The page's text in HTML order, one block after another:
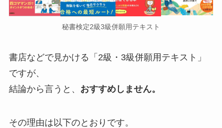
秘書検定2級3級併願用テキスト
書店などで見かける「2級・3級併願用テキスト」
ですが、
結論から言うと、 おすすめしません。
その理由は以下のとおりです。